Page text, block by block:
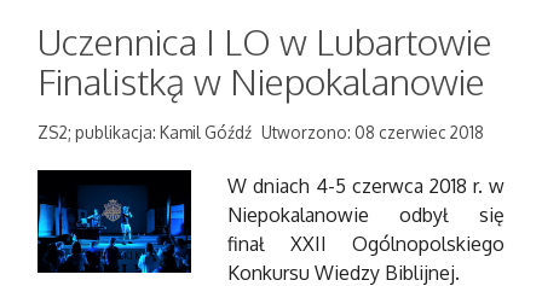
Uczennica I LO w Lubartowie
Finalistką w Niepokalanowie
ZS2; publikacja: Kamil Góźdź Utworzono: 08 czerwiec 2018
W dniach 4-5 czerwca 2018 r. w
Niepokalanowie odbył się
finał XXII Ogólnopolskiego
Konkursu Wiedzy Biblijnej.